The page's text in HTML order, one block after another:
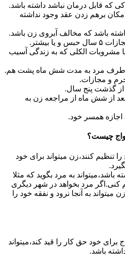
که قابل درمان نباشد داشته باشد.
امکان برهم زدن عقد وجود نداشته
باشد که مخالف آبروی زن باشد.
بیشتر.
یا مشروبات الکلی که به زندگی آسیب
طرف مرد به مدت شش ماه پشت هم.
و مجازات.
از گذشت پنج سال.
از شش ماه از مراجعه زن به
اجازه همسر خود.
چیست؟
تنظیم کنند،زن میتواند برای خود
به مرد بگوید که مثلا
کنی.اگر مرد بخواهد در شهر دیگری
به آنجا نرود و نفقه خود را
خود حق کار را قید کند،میتواند
باشد.